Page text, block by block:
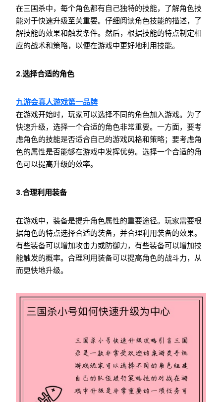
在三国杀中，每个角色都有自己独特的技能，了解角色技
能对于快速升级至关重要。仔细阅读角色技能的描述，了
解技能的效果和触发条件。然后，根据技能的特点制定相
应的战术和策略，以便在游戏中更好地利用技能。
2.选择合适的角色
九游会真人游戏第一品牌
在游戏开始时，玩家可以选择不同的角色加入游戏。为了
快速升级，选择一个合适的角色非常重要。一方面，要考
虑角色的技能是否适合自己的游戏风格和策略；要考虑角
色的属性是否能够在游戏中发挥优势。选择一个合适的角
色可以提高升级的效率。
3.合理利用装备
在游戏中，装备是提升角色属性的重要途径。玩家需要根
据角色的特点选择合适的装备，并合理利用装备的效果。
有些装备可以增加攻击力或防御力，有些装备可以增加技
能触发的概率。合理利用装备可以提高角色的战斗力，从
而更快地升级。